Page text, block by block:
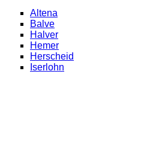
Altena
Balve
Halver
Hemer
Herscheid
Iserlohn